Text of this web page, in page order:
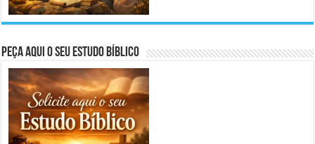
Peça aqui o seu Estudo Bíblico